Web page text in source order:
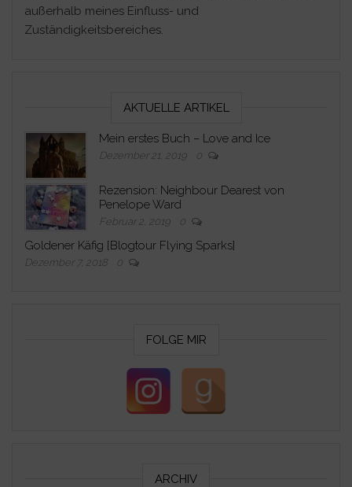
außerhalb meines Einfluss- und
Zuständigkeitsbereiches.
AKTUELLE ARTIKEL
Mein erstes Buch – Love and Ice
Dezember 21, 2019 0
Rezension: Neighbour Dearest von
Penelope Ward
Februar 2, 2019 0
Goldener Käfig [Blogtour Flying Sparks]
Dezember 7, 2018 0
FOLGE MIR
ARCHIV